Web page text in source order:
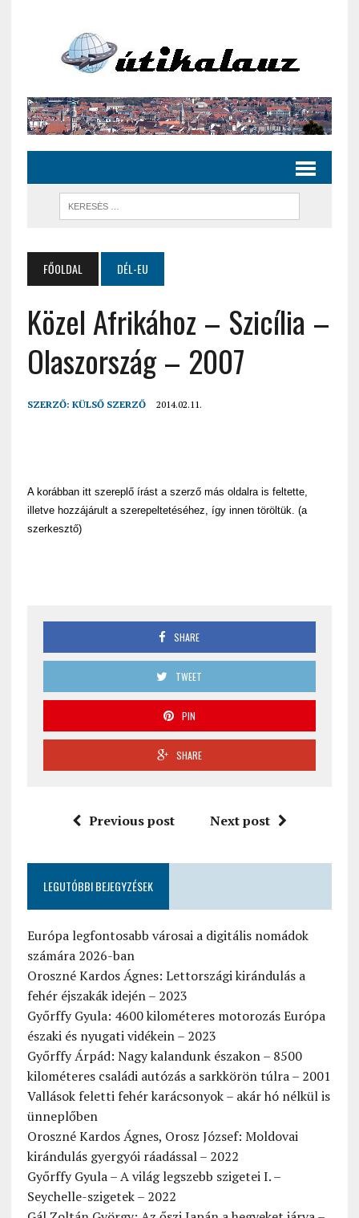
FŐOLDAL DÉL-EU
Közel Afrikához – Szicília –
Olaszország – 2007
SZERZŐ: KÜLSŐ SZERZŐ 2014.02.11.
A korábban itt szereplő írást a szerző más oldalra is feltette,
illetve hozzájárult a szerepeltetéséhez, így innen töröltük. (a
szerkesztő)
SHARE
TWEET
PIN
SHARE
Previous post Next post
LEGUTÓBBI BEJEGYZÉSEK
Európa legfontosabb városai a digitális nomádok
számára 2026-ban
Oroszné Kardos Ágnes: Lettországi kirándulás a
fehér éjszakák idején – 2023
Győrffy Gyula: 4600 kilométeres motorozás Európa
északi és nyugati vidékein – 2023
Győrffy Árpád: Nagy kalandunk északon – 8500
kilométeres családi autózás a sarkkörön túlra – 2001
Vallások feletti fehér karácsonyok – akár hó nélkül is
ünneplőben
Oroszné Kardos Ágnes, Orosz József: Moldovai
kirándulás gyergyói ráadással – 2022
Győrffy Gyula – A világ legszebb szigetei I. –
Seychelle-szigetek – 2022